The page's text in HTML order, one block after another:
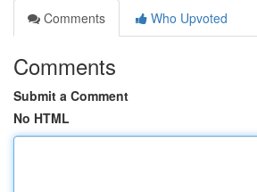
Comments
Who Upvoted
Comments
Submit a Comment
No HTML